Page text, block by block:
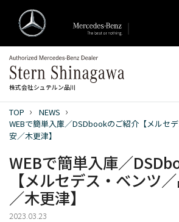
株式会社シュテルン品川
店舗案内
TOP
NEWS
WEBで簡単入庫／DSDbookのご紹介【メルセ
安／木更津】
WEBで簡単入庫／
【メルセデス・ベンツ
／木更津】
2023.03.23